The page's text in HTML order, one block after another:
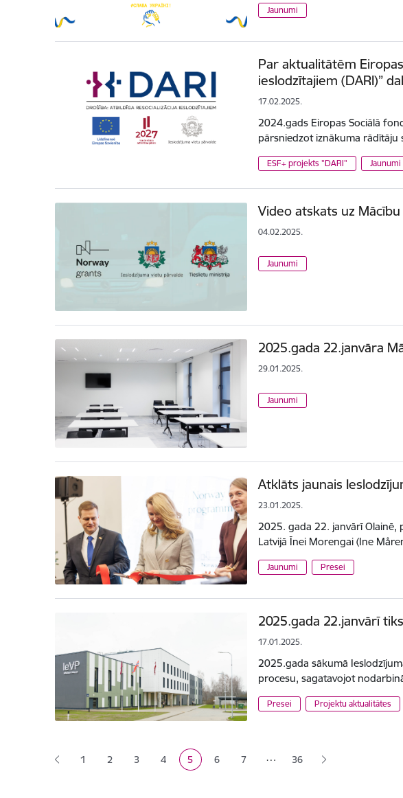
Jaunumi
Par aktualitātēm
ieslodzītajiem (DARI)”
17.02.2025.
2024.gads Eiropas Sociālā
pārsniedzot iznākuma
ESF+ projekts "DARI" Jaunumi
Video atskats uz
04.02.2025.
Jaunumi
2025.gada 22.janvāra
29.01.2025.
Jaunumi
Atklāts jaunais
23.01.2025.
2025. gada 22. janvārī Olainē,
Latvijā Īnei Morengai (Ine
Jaunumi Presei
2025.gada 22.janvārī
17.01.2025.
2025.gada sākumā
procesu, sagatavojot
Presei Projektu aktualitātes
1 Lapa
2 Lapa
3 Lapa
4 Pašreizējā lapa
5 Lapa
6 Lapa
7 … 36